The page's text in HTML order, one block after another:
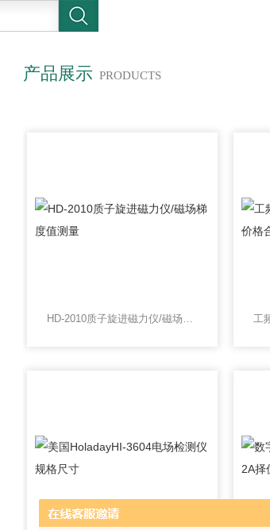
产品展示 PRODUCTS
HD-2010质子旋进磁力仪/磁场梯度值测量